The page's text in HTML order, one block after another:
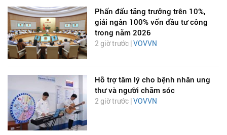
Phấn đấu tăng trưởng trên 10%,
giải ngân 100% vốn đầu tư công
trong năm 2026
2 giờ trước |VOVVN
Hỗ trợ tâm lý cho bệnh nhân ung
thư và người chăm sóc
2 giờ trước | VOVVN